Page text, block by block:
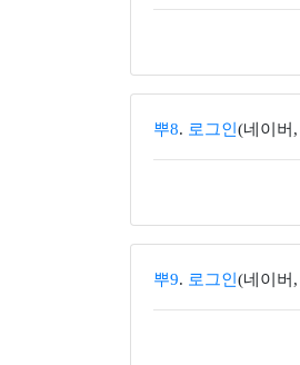
뿌8. 로그인 (네이버
뿌9. 로그인 (네이버